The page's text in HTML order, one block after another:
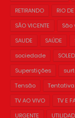
RETIRANDO
RIO
SÃO VICENTE
São
SAUDE
SAÚDE
sociedade
Superstições
Tensão
Tentativa
TV AO VIVO
TV E
URGENTE